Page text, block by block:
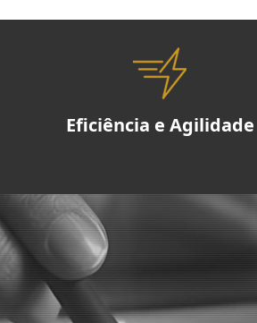
Eficiência e Agilidade